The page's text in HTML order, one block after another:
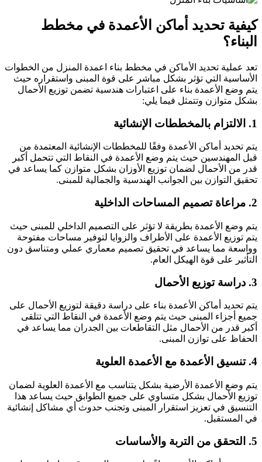
كيفية تحديد أماكن الأعمدة في مخطط
البناء؟
تعد عملية تحديد الأماكن في مخطط بناء اعمدة المنزل من الخطوات
الأساسية التي تؤثر بشكل مباشر على قوة المبنى واستقراره حيث
يتم وضع الأعمدة بناء على اعتبارات هندسية تضمن توزيع الأحمال
بشكل متوازن وتتمثل فيما يلي:
1. الالتزام بالمخططات الإنشائية
يتم تحديد أماكن الأعمدة وفقًا للمخططات الإنشائية المعتمدة من
قبل المهندسين حيث يتم وضع الأعمدة في النقاط التي تتحمل أكبر
قدر من الأحمال لضمان توزيع الأوزان بشكل متوازن كما يساعد في
تحقيق التوازن بين الجوانب الهندسية والجمالية للمبنى.
2. مراعاة تصميم المساحات الداخلية
يتم وضع الأعمدة بطريقة لا تؤثر على التصميم الداخلي للمبنى حيث
يتم توزيع الأعمدة على الأطراف والزوايا لتوفير مساحات مفتوحة
وواسعة مما يساعد في تحقيق تصميم معماري عملي ومتناسق دون
التأثير على قوة الهيكل العام.
3. دراسة توزيع الأحمال
يتم تحديد أماكن الأعمدة بناء على دراسة دقيقة لتوزيع الأحمال على
جميع أجزاء المبنى حيث يتم وضع الأعمدة في النقاط التي تتلقى
أكبر قدر من الأحمال مثل التقاطعات بين الجدران مما يساعد في
الحفاظ على توازن المبنى.
4. تنسيق الأعمدة مع الأعمدة العلوية
يتم وضع الأعمدة الأرضية بشكل يتناسب مع الأعمدة العلوية لضمان
توزيع الأحمال بشكل متساوي على جميع الطوابق حيث يساعد هذا
التنسيق في تعزيز استقرار المبنى وتجنب حدوث أي مشاكل إنشائية
في المستقبل.
5. التحقق من التربة والأساسات